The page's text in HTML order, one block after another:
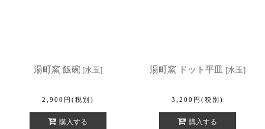
湯町窯 飯碗 [水玉]
2,900 円 (税別)
購入する
湯町窯 ドット平皿 [水玉]
3,200 円 (税別)
購入する